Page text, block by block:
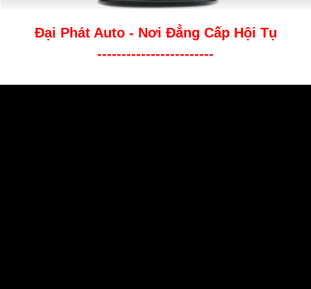
Đại Phát Auto - Nơi Đẳng Cấp Hội Tụ
------------------------